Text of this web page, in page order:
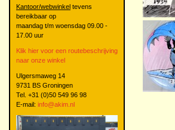
Kantoor/webwinkel tevens
bereikbaar op
maandag t/m woensdag 09.00 -
17.00 uur
Klik hier voor een routebeschrijving
naar onze winkel
Ulgersmaweg 14
9731 BS Groningen
Tel. +31 (0)50 549 96 98
E-mail: info@akim.nl